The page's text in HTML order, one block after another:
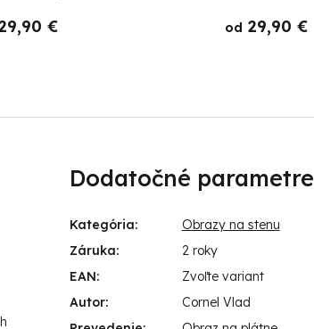
€ od 29,90 €
Dodatočné parametre
Kategória:
Obrazy na stenu
Záruka:
2 roky
EAN:
Zvoľte variant
Autor:
Cornel Vlad